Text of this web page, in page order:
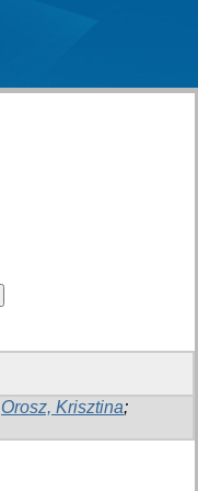
Orosz, Krisztina;